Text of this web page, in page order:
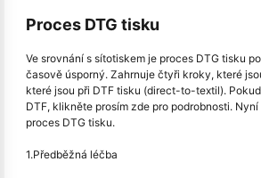
Proces DTG tisku
Ve srovnání s sítotiskem je proces DTG tisku
časově úsporný. Zahrnuje čtyři kroky, které
které jsou při DTF tisku (direct-to-textil).
DTF, klikněte prosím zde pro podrobnosti.
proces DTG tisku.
1.Předběžná léčba